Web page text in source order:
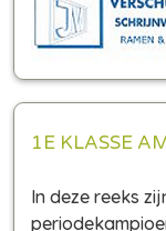
1E KLASSE
In deze reeks